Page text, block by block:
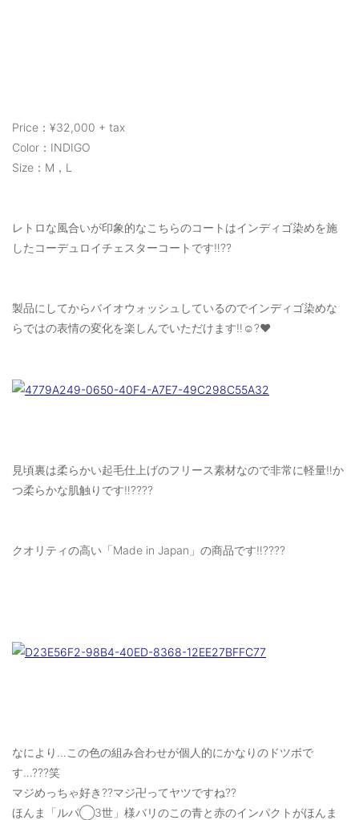
Price：¥32,000 + tax
Color：INDIGO
Size：M，L
レトロな風合いが印象的なこちらのコートはインディゴ染めを施
したコーデュロイチェスターコートです‼️??
製品にしてからバイオウォッシュしているのでインディゴ染めな
らではの表情の変化を楽しんでいただけます‼️☺️?❤️
見頃裏は柔らかい起毛仕上げのフリース素材なので非常に軽量‼️か
つ柔らかな肌触りです‼️????
クオリティの高い「Made in Japan」の商品です‼️????
なにより…この色の組み合わせが個人的にかなりのドツボで
す…???笑
マジめっちゃ好き??マジ卍ってヤツですね??
ほんま「ルパ◯3世」様バリのこの青と赤のインパクトがほんま